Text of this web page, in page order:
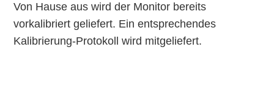
Von Hause aus wird der Monitor bereits
vorkalibriert geliefert. Ein entsprechendes
Kalibrierung-Protokoll wird mitgeliefert.